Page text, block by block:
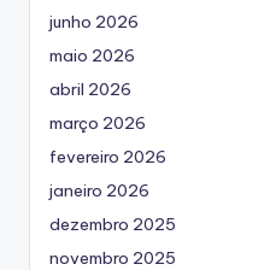
junho 2026
maio 2026
abril 2026
março 2026
fevereiro 2026
janeiro 2026
dezembro 2025
novembro 2025